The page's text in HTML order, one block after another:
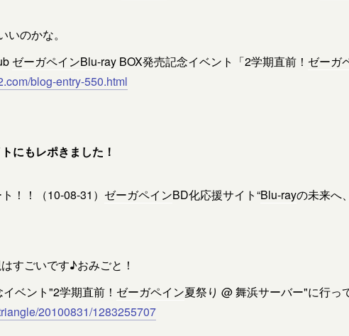
のかな。
ゼーガペインBlu-ray BOX発売記念イベント「2学期直前！ ゼーガ
blog-entry-550.html
にもレポきました！
！！（10-08-31） ゼーガペインBD化応援サイト“Blu-rayの未来へ、
すごいです♪おみごと！
ベント"2学期直前！ ゼーガペイン夏祭り @ 舞浜サーバー"に行っ
20100831/1283255707